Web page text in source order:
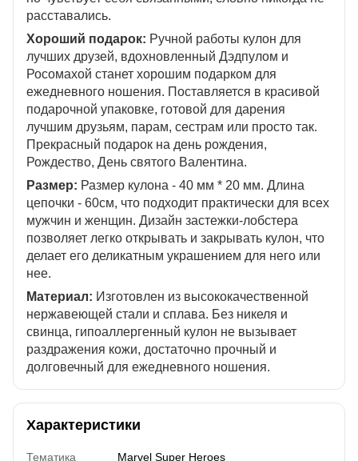
расставались.
Хороший подарок: Ручной работы кулон для
лучших друзей, вдохновленный Дэдпулом и
Росомахой станет хорошим подарком для
ежедневного ношения. Поставляется в красивой
подарочной упаковке, готовой для дарения
лучшим друзьям, парам, сестрам или просто так.
Прекрасный подарок на день рождения,
Рождество, День святого Валентина.
Размер: Размер кулона - 40 мм * 20 мм. Длина
цепочки - 60см, что подходит практически для всех
мужчин и женщин. Дизайн застежки-лобстера
позволяет легко открывать и закрывать кулон, что
делает его деликатным украшением для него или
нее.
Материал: Изготовлен из высококачественной
нержавеющей стали и сплава. Без никеля и
свинца, гипоаллергенный кулон не вызывает
раздражения кожи, достаточно прочный и
долговечный для ежедневного ношения.
Характеристики
Тематика
Marvel Super Heroes